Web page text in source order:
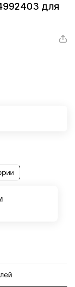
для